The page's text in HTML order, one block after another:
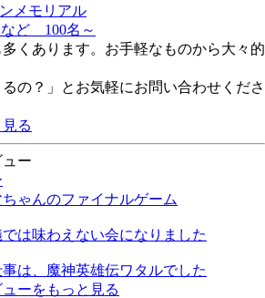
メモリアル
など 100名～
くあります。お手軽なものから大々的
るの？」とお気軽にお問い合わせくださ
る
ー
ゃんのファイナルゲーム
は味わえない会になりました
は、魔神英雄伝ワタルでした
ーをもっと見る